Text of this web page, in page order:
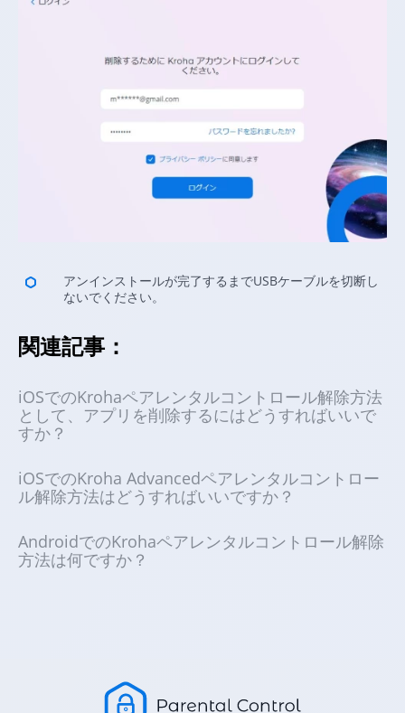
アンインストールが完了するまでUSBケーブルを切断し
ないでください。
関連記事：
iOSでのKrohaペアレンタルコントロール解除方法
として、アプリを削除するにはどうすればいいで
すか？
iOSでのKroha Advancedペアレンタルコントロー
ル解除方法はどうすればいいですか？
AndroidでのKrohaペアレンタルコントロール解除
方法は何ですか？